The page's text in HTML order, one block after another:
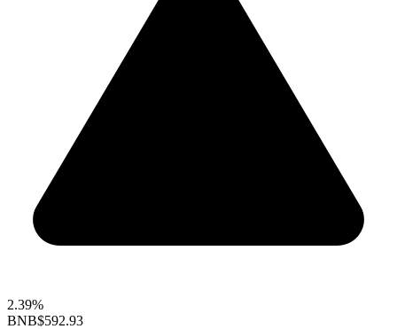
2.39%
BNB$592.93